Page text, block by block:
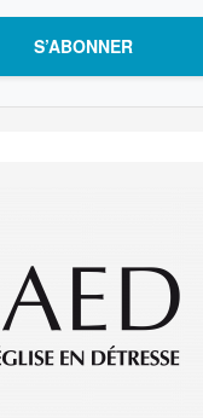
S’ABONNER